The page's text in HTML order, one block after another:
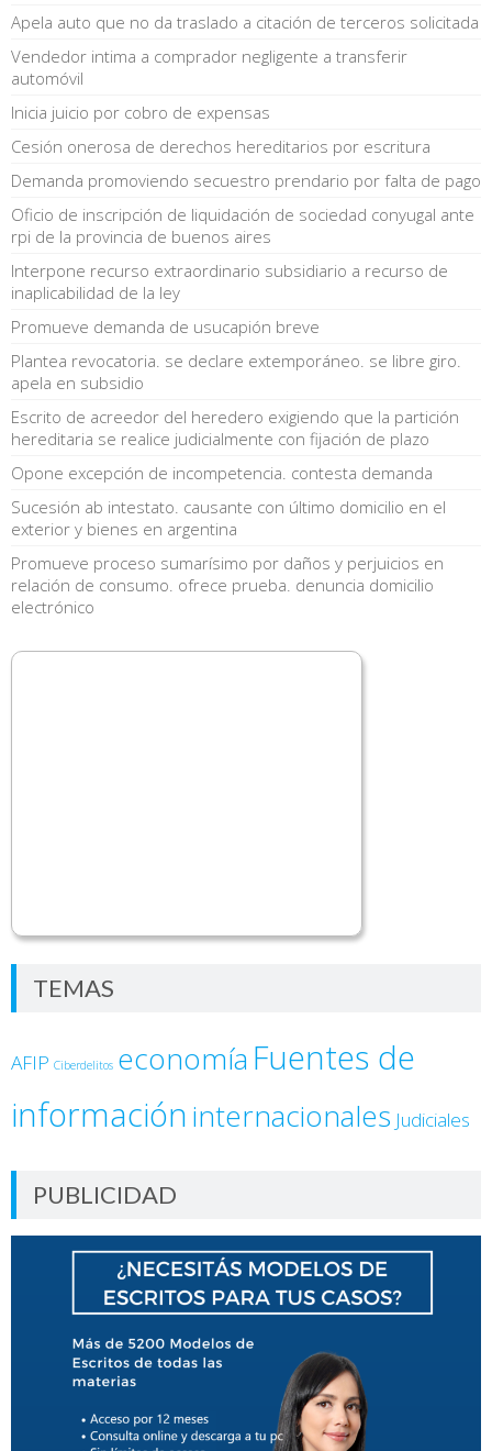
Apela auto que no da traslado a citación de terceros solicitada
Vendedor intima a comprador negligente a transferir
automóvil
Inicia juicio por cobro de expensas
Cesión onerosa de derechos hereditarios por escritura
Demanda promoviendo secuestro prendario por falta de pago
Oficio de inscripción de liquidación de sociedad conyugal ante
rpi de la provincia de buenos aires
Interpone recurso extraordinario subsidiario a recurso de
inaplicabilidad de la ley
Promueve demanda de usucapión breve
Plantea revocatoria. se declare extemporáneo. se libre giro.
apela en subsidio
Escrito de acreedor del heredero exigiendo que la partición
hereditaria se realice judicialmente con fijación de plazo
Opone excepción de incompetencia. contesta demanda
Sucesión ab intestato. causante con último domicilio en el
exterior y bienes en argentina
Promueve proceso sumarísimo por daños y perjuicios en
relación de consumo. ofrece prueba. denuncia domicilio
electrónico
TEMAS
AFIP Ciberdelitos economía Fuentes de
informacióninternacionales Judiciales
PUBLICIDAD